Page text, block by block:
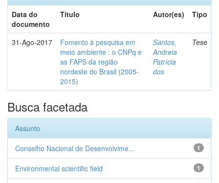
Data do
documento
Título Autor(es) Tipo
31-Ago-2017
Fomento à pesquisa em
meio ambiente : o CNPq e
as FAPS da região
nordeste do Brasil (2005-
2015)
Santos,
Andreia
Patrícia
dos
Tese
Busca facetada
Assunto
1
Conselho Nacional de Desenvolvime...
1
Environmental scientific field